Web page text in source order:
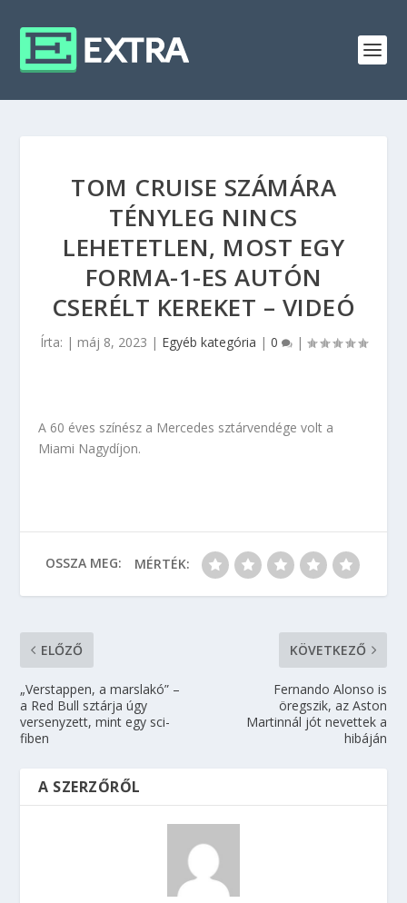
TOM CRUISE SZÁMÁRA
TÉNYLEG NINCS
LEHETETLEN, MOST EGY
FORMA-1-ES AUTÓN
CSERÉLT KEREKET – VIDEÓ
Írta: | máj 8, 2023 | Egyéb kategória | 0 |
A 60 éves színész a Mercedes sztárvendége volt a
Miami Nagydíjon.
OSSZA MEG: MÉRTÉK:
ELŐZŐ
„Verstappen, a marslakó” –
a Red Bull sztárja úgy
versenyzett, mint egy sci-
fiben
KÖVETKEZŐ
Fernando Alonso is
öregszik, az Aston
Martinnál jót nevettek a
hibáján
A SZERZŐRŐL